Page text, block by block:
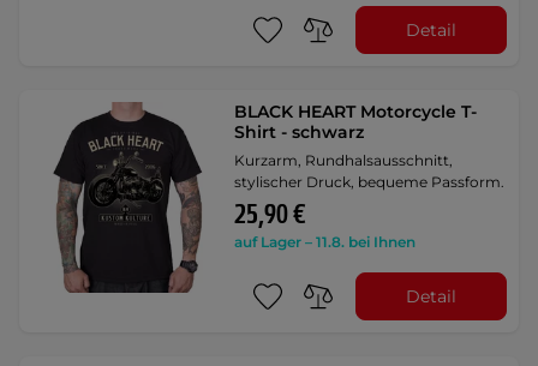
Detail
BLACK HEART Motorcycle T-
Shirt - schwarz
Kurzarm, Rundhalsausschnitt,
stylischer Druck, bequeme Passform.
25,90 €
auf Lager – 11.8. bei Ihnen
Detail